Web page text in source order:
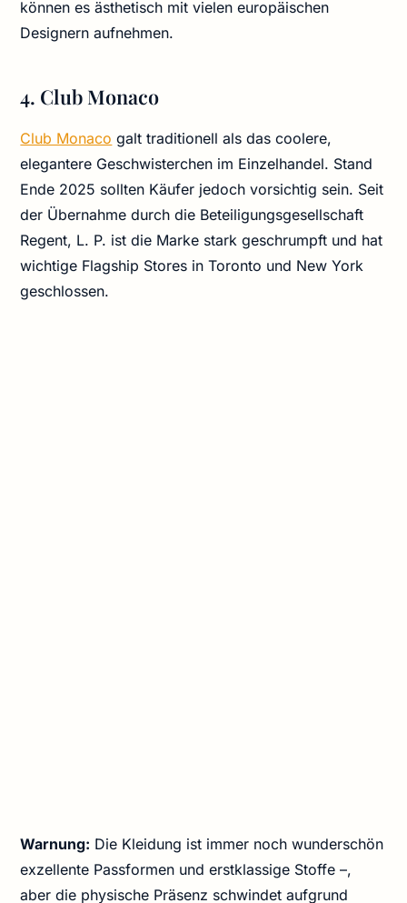
können es ästhetisch mit vielen europäischen
Designern aufnehmen.
4. Club Monaco
Club Monaco galt traditionell als das coolere,
elegantere Geschwisterchen im Einzelhandel. Stand
Ende 2025 sollten Käufer jedoch vorsichtig sein. Seit
der Übernahme durch die Beteiligungsgesellschaft
Regent, L. P. ist die Marke stark geschrumpft und hat
wichtige Flagship Stores in Toronto und New York
geschlossen.
Warnung: Die Kleidung ist immer noch wunderschön
exzellente Passformen und erstklassige Stoffe –,
aber die physische Präsenz schwindet aufgrund